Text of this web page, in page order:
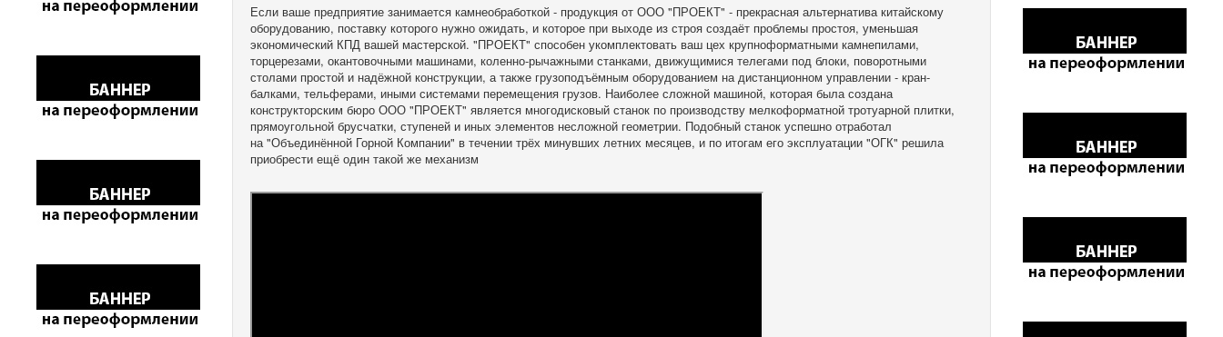
Если ваше предприятие занимается камнеобработкой - продукция от ООО "ПРОЕКТ" - прекрасная альтернатива китайскому
оборудованию, поставку которого нужно ожидать, и которое при выходе из строя создаёт проблемы простоя, уменьшая
экономический КПД вашей мастерской. "ПРОЕКТ" способен укомплектовать ваш цех крупноформатными камнепилами,
торцерезами, окантовочными машинами, коленно-рычажными станками, движущимися телегами под блоки, поворотными
столами простой и надёжной конструкции, а также грузоподъёмным оборудованием на дистанционном управлении - кран-
балками, тельферами, иными системами перемещения грузов. Наиболее сложной машиной, которая была создана
конструкторским бюро ООО "ПРОЕКТ" является многодисковый станок по производству мелкоформатной тротуарной плитки,
прямоугольной брусчатки, ступеней и иных элементов несложной геометрии. Подобный станок успешно отработал
на "Объединённой Горной Компании" в течении трёх минувших летних месяцев, и по итогам его эксплуатации "ОГК" решила
приобрести ещё один такой же механизм